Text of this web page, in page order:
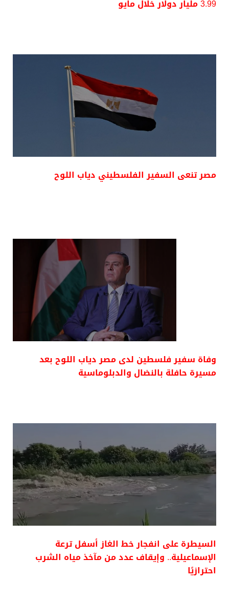
3.99 مليار دولار خلال مايو
مصر تنعى السفير الفلسطيني دياب اللوح
وفاة سفير فلسطين لدى مصر دياب اللوح بعد
مسيرة حافلة بالنضال والدبلوماسية
السيطرة على انفجار خط الغاز أسفل ترعة
الإسماعيلية.. وإيقاف عدد من مآخذ مياه الشرب
احترازيًا